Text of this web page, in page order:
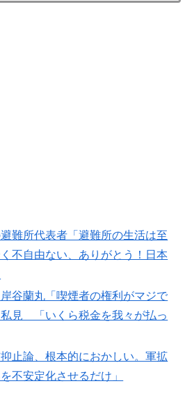
クスが10%台の暴落！外国人投資
すぎだ」中村敬斗、ランス残留の可
移籍金が交渉の壁に..現地サポの本
反応】
の鈴木彩艶に約60億円で正式オファ
つがそれほどなのか（ﾌﾞﾙﾌﾞﾙ）」
出れるとは思わない...
剣に間違えてる人間を生成してみた
難所代表者「避難所の生活は至
不自由ない、ありがとう！日本
岸谷蘭丸「喫煙者の権利がマジで
見 「いくら税金を我々が払っ
止論、根本的におかしい。軍拡
不安定化させるだけ」